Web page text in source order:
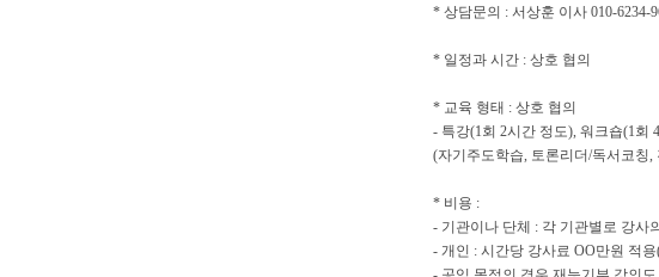
* 상담문의 : 서상훈 이사 010-6234-
* 일정과 시간 : 상호 협의
* 교육 형태 : 상호 협의
- 특강(1회 2시간 정도), 워크숍(1회 4
(자기주도학습, 토론리더/독서코칭,
* 비용 :
- 기관이나 단체 : 각 기관별로 강사
- 개인 : 시간당 강사료 OO만원 적용